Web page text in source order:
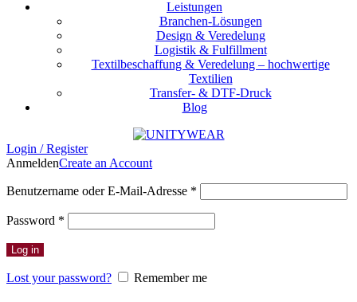
Leistungen
Branchen-Lösungen
Design & Veredelung
Logistik & Fulfillment
Textilbeschaffung & Veredelung – hochwertige
Textilien
Transfer- & DTF-Druck
Blog
Login / Register
AnmeldenCreate an Account
Benutzername oder E-Mail-Adresse *
Password *
Log in
Lost your password? Remember me